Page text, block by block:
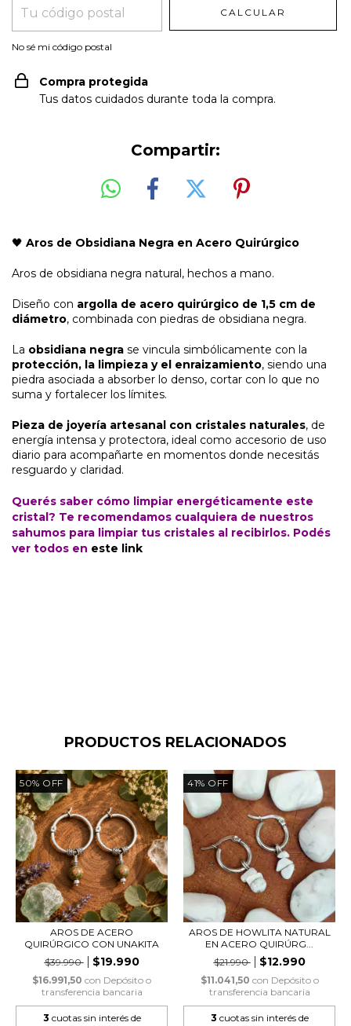
CALCULAR
No sé mi código postal
Compra protegida
Tus datos cuidados durante toda la compra.
Compartir:
🖤 Aros de Obsidiana Negra en Acero Quirúrgico
Aros de obsidiana negra natural, hechos a mano.
Diseño con argolla de acero quirúrgico de 1,5 cm de
diámetro, combinada con piedras de obsidiana negra.
La obsidiana negra se vincula simbólicamente con la
protección, la limpieza y el enraizamiento, siendo una
piedra asociada a absorber lo denso, cortar con lo que no
suma y fortalecer los límites.
Pieza de joyería artesanal con cristales naturales, de
energía intensa y protectora, ideal como accesorio de uso
diario para acompañarte en momentos donde necesitás
resguardo y claridad.
Querés saber cómo limpiar energéticamente este
cristal? Te recomendamos cualquiera de nuestros
sahumos para limpiar tus cristales al recibirlos. Podés
ver todos en este link
PRODUCTOS RELACIONADOS
50% OFF
AROS DE ACERO
QUIRÚRGICO CON UNAKITA
$39.990
$19.990
$16.991,50 con Depósito o
transferencia bancaria
3 cuotas sin interés de
41% OFF
AROS DE HOWLITA NATURAL
EN ACERO QUIRÚRG...
$21.990
$12.990
$11.041,50 con Depósito o
transferencia bancaria
3 cuotas sin interés de